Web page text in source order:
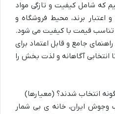
که شامل کیفیت و تازگی مواد
اعتبار برند، محیط فروشگاه و
تناسب قیمت با کیفیت می شود.
جامع و قابل اعتماد برای
انتخابی آگاهانه و لذت بخش را
وجوش ایران، خانه ی بی شمار